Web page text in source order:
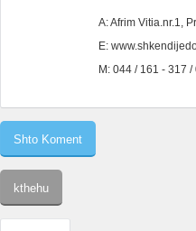
A: Afrim Vitia.nr.1,
E:
M: 044 / 161 - 317